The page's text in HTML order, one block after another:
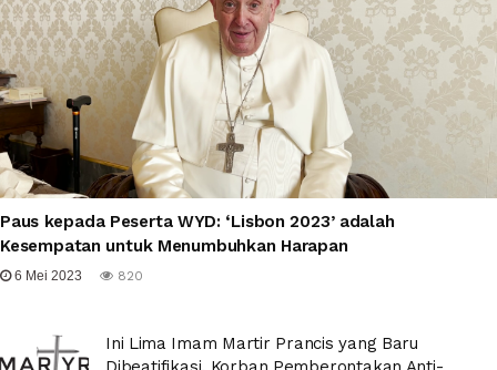
Paus kepada Peserta WYD: ‘Lisbon 2023’ adalah
Kesempatan untuk Menumbuhkan Harapan
6 Mei 2023 820
Ini Lima Imam Martir Prancis yang Baru